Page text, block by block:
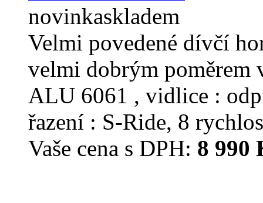
novinkaskladem
Velmi povedené dívčí
velmi dobrým poměrem
ALU 6061 , vidlice :
řazení : S-Ride, 8
Vaše cena s DPH: 8 990